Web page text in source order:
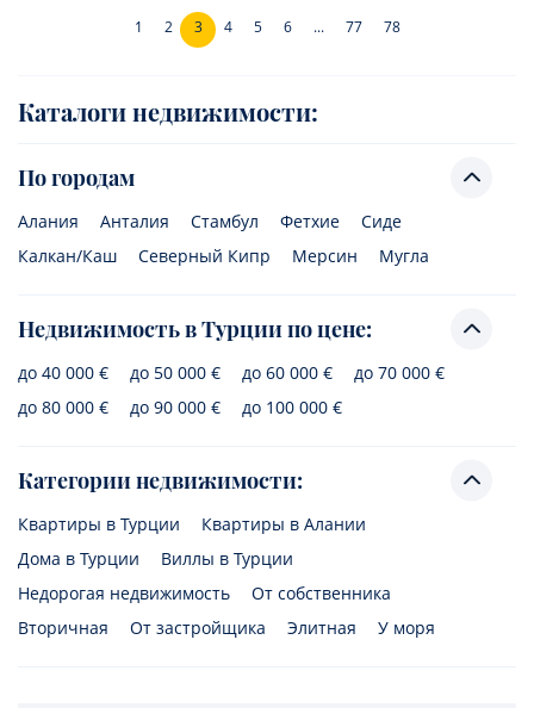
1 2 3 4 5 6 ... 77 78
Каталоги недвижимости:
По городам
Алания Анталия Стамбул Фетхие
Сиде
Калкан/Каш
Северный Кипр Мерсин Мугла
Недвижимость в Турции по цене:
до 40 000 € до 50 000 € до 60 000 €
до 70 000 €
до 80 000 €
до 90 000 € до 100 000 €
Категории недвижимости:
Квартиры в Турции
Квартиры в Алании
Дома в Турции
Виллы в Турции
Недорогая недвижимость
От собственника
Вторичная
От застройщика Элитная У моря